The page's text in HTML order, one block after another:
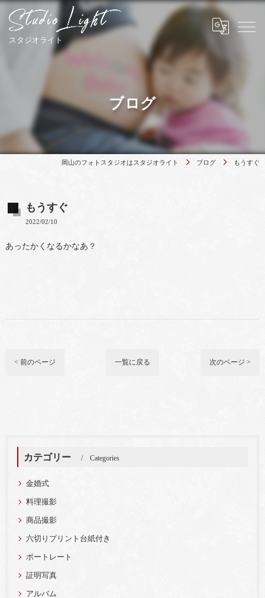
ブログ
岡山のフォトスタジオはスタジオライト ブログ もうすぐ
もうすぐ
2022/02/10
あったかくなるかなあ？
< 前のページ 一覧に戻る 次のページ >
カテゴリー Categories
金婚式
料理撮影
商品撮影
六切りプリント台紙付き
ポートレート
証明写真
アルバム